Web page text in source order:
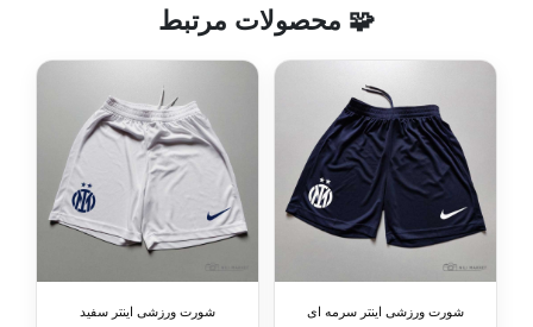
🧩 محصولات مرتبط
شورت ورزشی اینتر سرمه ای شورت ورزشی اینتر سفید